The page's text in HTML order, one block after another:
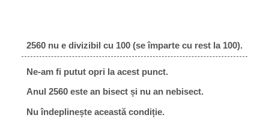
2560 nu e divizibil cu 100 (se împarte cu rest la 100).
Ne-am fi putut opri la acest punct.
Anul 2560 este an bisect și nu an nebisect.
Nu îndeplinește această condiție.